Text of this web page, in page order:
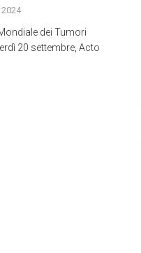
dei Tumori
20 settembre, Acto